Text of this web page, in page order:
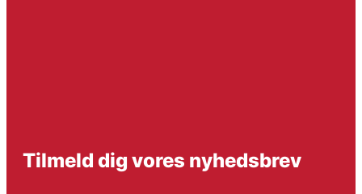
Tilmeld dig vores nyhedsbrev